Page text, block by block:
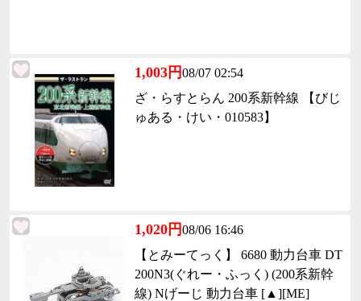
1,003円08/07 02:54
ざ・らすとらん 200系新幹線 【びじ
ゅある・けい・010583】
1,020円08/06 16:46
【とみーてっく】 6680 動力台車 DT
200N3(ぐれー・ふっく) (200系新幹
線) Nげーじ 動力台車 [▲][ME]